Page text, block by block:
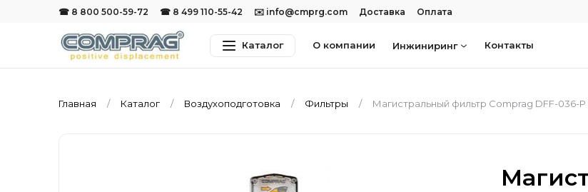
☎ 8 800 500-59-72 ☎ 8 499 110-55-42 ✉️ info@cmprg.com Доставка Оплата
Каталог О компании Инжиниринг Контакты
Главная Каталог Воздухоподготовка Фильтры Магистральный фильтр Comprag DFF-036-P